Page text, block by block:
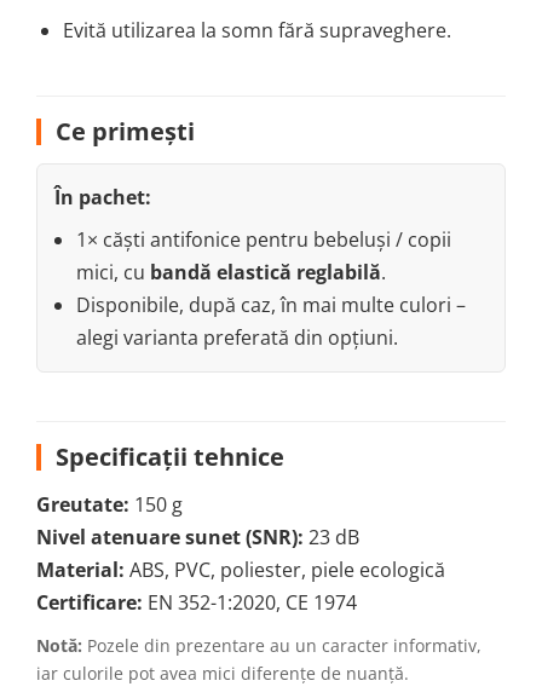
Evită utilizarea la somn fără supraveghere.
Ce primești
În pachet:
1× căști antifonice pentru bebeluși / copii
mici, cu bandă elastică reglabilă.
Disponibile, după caz, în mai multe culori –
alegi varianta preferată din opțiuni.
Specificații tehnice
Greutate: 150 g
Nivel atenuare sunet (SNR): 23 dB
Material: ABS, PVC, poliester, piele ecologică
Certificare: EN 352-1:2020, CE 1974
Notă: Pozele din prezentare au un caracter informativ,
iar culorile pot avea mici diferențe de nuanță.